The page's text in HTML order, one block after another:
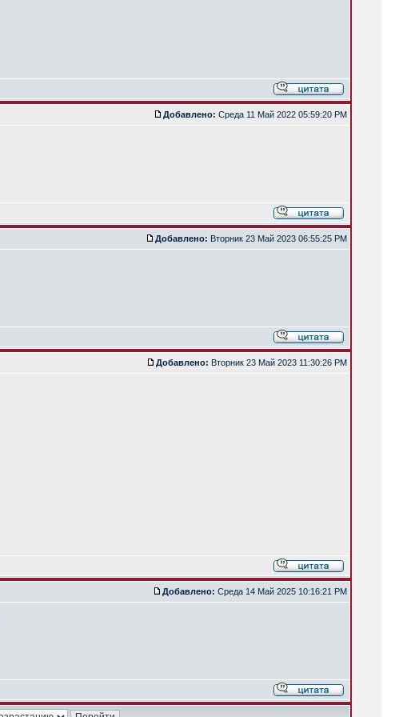
Добавлено: Среда 11 Май 2022 05:59:20 PM
Добавлено: Вторник 23 Май 2023 06:55:25 PM
Добавлено: Вторник 23 Май 2023 11:30:26 PM
Добавлено: Среда 14 Май 2025 10:16:21 PM